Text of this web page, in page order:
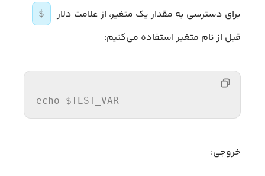
برای دسترسی به مقدار یک متغیر، از علامت دلار $
قبل از نام متغیر استفاده می‌کنیم:
echo $TEST_VAR
خروجی: